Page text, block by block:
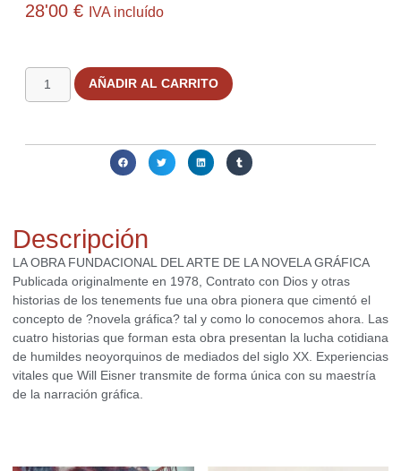
28'00 € IVA incluído
AÑADIR AL CARRITO
Descripción
LA OBRA FUNDACIONAL DEL ARTE DE LA NOVELA GRÁFICA
Publicada originalmente en 1978, Contrato con Dios y otras
historias de los tenements fue una obra pionera que cimentó el
concepto de ?novela gráfica? tal y como lo conocemos ahora. Las
cuatro historias que forman esta obra presentan la lucha cotidiana
de humildes neoyorquinos de mediados del siglo XX. Experiencias
vitales que Will Eisner transmite de forma única con su maestría
de la narración gráfica.